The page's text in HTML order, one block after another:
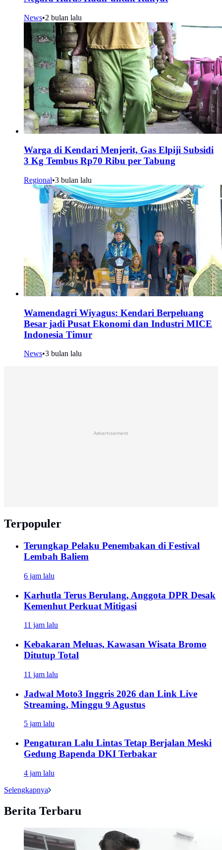
News•2 bulan lalu
Warga di Kendari Menjerit, Gas Elpiji Subsidi
3 Kg Tembus Rp70 Ribu per Tabung
Regional•3 bulan lalu
Wamendagri Wiyagus: Kendari Berpeluang
Besar jadi Pusat Ekonomi dan Industri MICE
Indonesia Timur
News•3 bulan lalu
Advertisement
Terpopuler
Terungkap Pelaku Penembakan di Festival
Lembah Baliem
6 jam lalu
Karhutla Terus Berulang, Anggota DPR Desak
Kemenhut Perkuat Mitigasi
11 jam lalu
Kebakaran Meluas, Kawasan Wisata Bromo
Ditutup Total
11 jam lalu
Jadwal Moto3 Inggris 2026 dan Link Live
Streaming, Minggu 9 Agustus
5 jam lalu
Pengaturan Lalu Lintas Tetap Berjalan Meski
Gedung Bapenda DKI Terbakar
4 jam lalu
Selengkapnya
Berita Terbaru